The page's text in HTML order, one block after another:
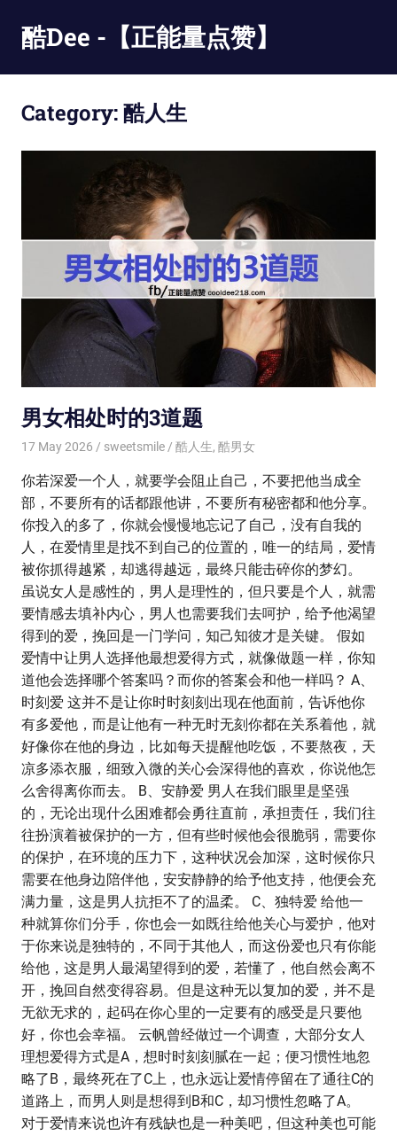
content
酷Dee -【正能量点赞】
最
酷
Category:酷人生
男女相处时的3道题
17 May 2026 sweetsmile 酷人生, 酷男女
你若深爱一个人，就要学会阻止自己，不要把他当成全
部，不要所有的话都跟他讲，不要所有秘密都和他分享。
你投入的多了，你就会慢慢地忘记了自己，没有自我的
人，在爱情里是找不到自己的位置的，唯一的结局，爱情
被你抓得越紧，却逃得越远，最终只能击碎你的梦幻。
虽说女人是感性的，男人是理性的，但只要是个人，就需
要情感去填补内心，男人也需要我们去呵护，给予他渴望
得到的爱，挽回是一门学问，知己知彼才是关键。 假如
爱情中让男人选择他最想爱得方式，就像做题一样，你知
道他会选择哪个答案吗？而你的答案会和他一样吗？ A、
时刻爱 这并不是让你时时刻刻出现在他面前，告诉他你
有多爱他，而是让他有一种无时无刻你都在关系着他，就
好像你在他的身边，比如每天提醒他吃饭，不要熬夜，天
凉多添衣服，细致入微的关心会深得他的喜欢，你说他怎
么舍得离你而去。 B、安静爱 男人在我们眼里是坚强
的，无论出现什么困难都会勇往直前，承担责任，我们往
往扮演着被保护的一方，但有些时候他会很脆弱，需要你
的保护，在环境的压力下，这种状况会加深，这时候你只
需要在他身边陪伴他，安安静静的给予他支持，他便会充
满力量，这是男人抗拒不了的温柔。 C、独特爱 给他一
种就算你们分手，你也会一如既往给他关心与爱护，他对
于你来说是独特的，不同于其他人，而这份爱也只有你能
给他，这是男人最渴望得到的爱，若懂了，他自然会离不
开，挽回自然变得容易。但是这种无以复加的爱，并不是
无欲无求的，起码在你心里的一定要有的感受是只要他
好，你也会幸福。 云帆曾经做过一个调查，大部分女人
理想爱得方式是A，想时时刻刻腻在一起；便习惯性地忽
略了B，最终死在了C上，也永远让爱情停留在了通往C的
道路上，而男人则是想得到B和C，却习惯性忽略了A。
对于爱情来说也许有残缺也是一种美吧，但这种美也可能